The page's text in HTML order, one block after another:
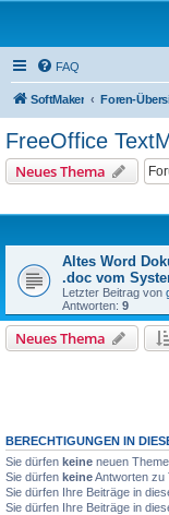
FAQ
SoftMaker Foren-
FreeOffice
Neues Thema
Altes Word
.doc vom
Letzter Beitrag von
Antworten: 9
Neues Thema
BERECHTIGUNGEN IN
Sie dürfen keine neuen
Sie dürfen keineAntworten zu
Sie dürfen Ihre Beiträge in
Sie dürfen Ihre Beiträge in